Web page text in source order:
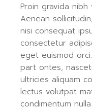
Proin gravida
Aenean
nisi consequat
consectetur
eget euismod
part ontes,
ultricies aliquam
lectus volutpat
condimentum